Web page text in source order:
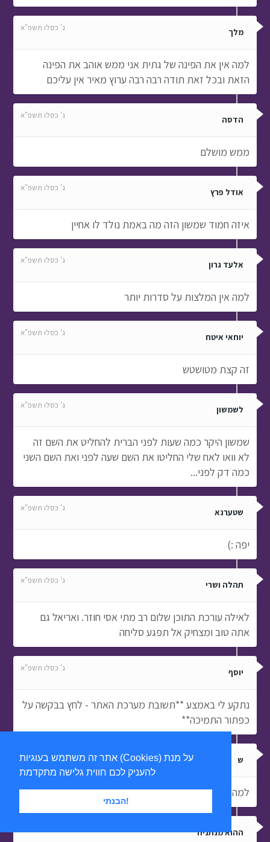
אתר זה משתמש בעוגיות (Cookies) על מנת
הבנתי!
מלך ג' כסלו תשפ"א
למה אין את הפינה של גתית אני ממש אוהב את הפינה
הזאת ובכל זאת תודה רבה רבה ערוץ מאיר אין עליכם
הדסה ג' כסלו תשפ"א
ממש מושלם
אודל פרץ ג' כסלו תשפ"א
איזה חמוד שמשון הזה מה באמת נולד לו אחיין
אלעד גרון ג' כסלו תשפ"א
למה אין המלצות על סדרות יותר
יוחאי איטח ג' כסלו תשפ"א
זה קצת מטושטש
לשמשון ג' כסלו תשפ"א
שמשון היקר כמה שעות לפני הברית להחליט את השם זה
לא וואו לאח שלי החליטו את השם שעה לפני ואת השם השני
כמה דק לפני...
שטערנא ג' כסלו תשפ"א
יפה :)
תהלה ושרי ג' כסלו תשפ"א
לאילה עורכת התוכן שלום רב מתי אסי חוזר. ואריאל גם
אתה טוב ומצחיק אל תפגע סליחה
יוסף ג' כסלו תשפ"א
נתקע לי באמצע **תשובת מערכת האתר - לחץ בבקשה על
כפתור התמיכה**
ש ג' כסלו תשפ"א
למה שלמה מהחיות של שלמה מראה עם אותן חיות
ההוא מנתניה